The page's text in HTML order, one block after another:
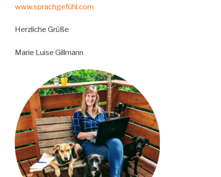
www.sprachgefühl.com
Herzliche Grüße
Marie Luise Gillmann